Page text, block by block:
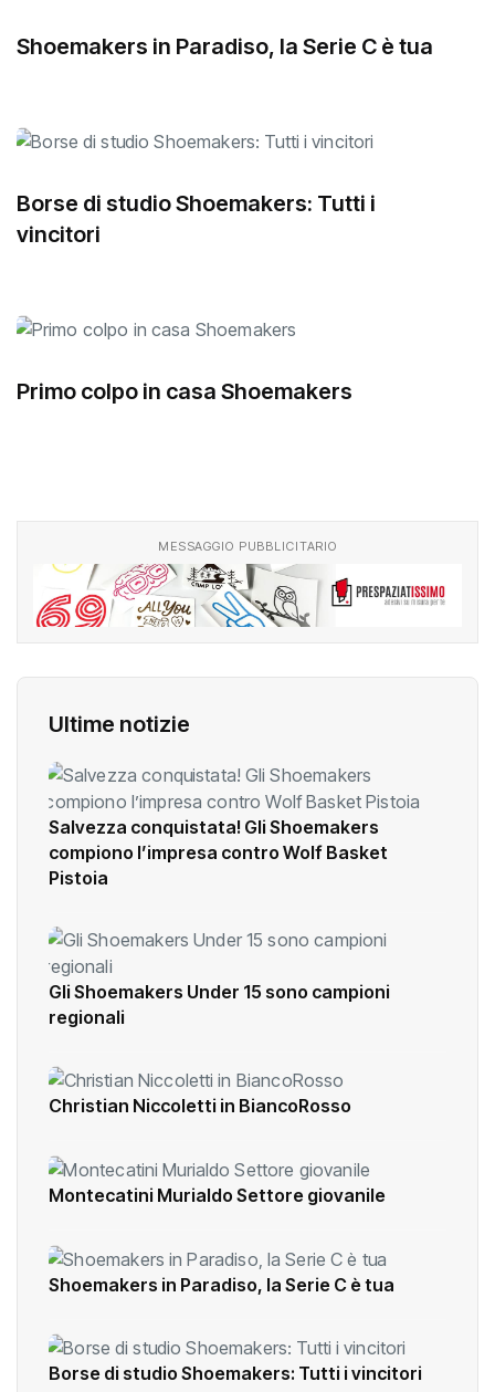
Shoemakers in Paradiso, la Serie C è tua
Borse di studio Shoemakers: Tutti i
vincitori
Primo colpo in casa Shoemakers
MESSAGGIO PUBBLICITARIO
Ultime notizie
Salvezza conquistata! Gli Shoemakers
compiono l’impresa contro Wolf Basket
Pistoia
Gli Shoemakers Under 15 sono campioni
regionali
Christian Niccoletti in BiancoRosso
Montecatini Murialdo Settore giovanile
Shoemakers in Paradiso, la Serie C è tua
Borse di studio Shoemakers: Tutti i vincitori